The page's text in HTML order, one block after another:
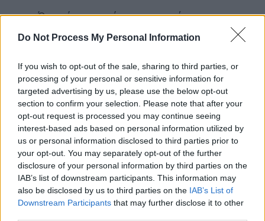
Do Not Process My Personal Information
If you wish to opt-out of the sale, sharing to third parties, or
processing of your personal or sensitive information for
targeted advertising by us, please use the below opt-out
section to confirm your selection. Please note that after your
opt-out request is processed you may continue seeing
interest-based ads based on personal information utilized by
us or personal information disclosed to third parties prior to
your opt-out. You may separately opt-out of the further
disclosure of your personal information by third parties on the
IAB’s list of downstream participants. This information may
also be disclosed by us to third parties on the IAB’s List of
Downstream Participants that may further disclose it to other
«Όχι μόνο η πρόταση μομφής
καταψηφίστηκε από 156 βουλευτές
Αλλά και γιατί ο κόσμος έχει πειστεί
από την επιχειρηματολογία της
κυβέρνησης και αγωνιά πια για την
οικονομία και τα μέτρα στήριξης».
Μάλιστα, από τοΜαξίμουχαρακτηρίζουν
«ακραία αντικοινοβουλευτική πράξη» την
απόφαση που ανακοίνωσε σήμερα ο
πρόεδρος τουΣΥΡΙΖΑ Αλέξης Τσίπρας, το
κόμμα να μη συμμετάσχει στις
κοινοβουλευτικές ψηφοφορίες πλην αυτής
για το μπλόκο στο κόμμα Κασιδιάρη.